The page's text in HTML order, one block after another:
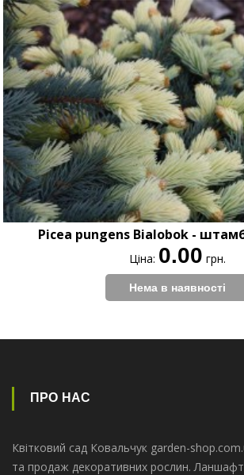
Picea pungens Bialobok -
Ціна: 0.00 грн.
ПРО НАС
Квітковий сад Ковальчук garden-
та продаж декоративних рослин.